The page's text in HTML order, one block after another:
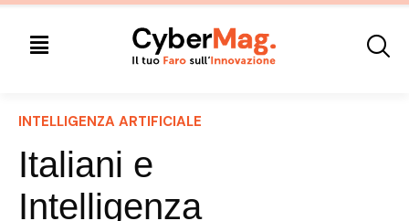
INTELLIGENZA ARTIFICIALE
Italiani e
Intelligenza